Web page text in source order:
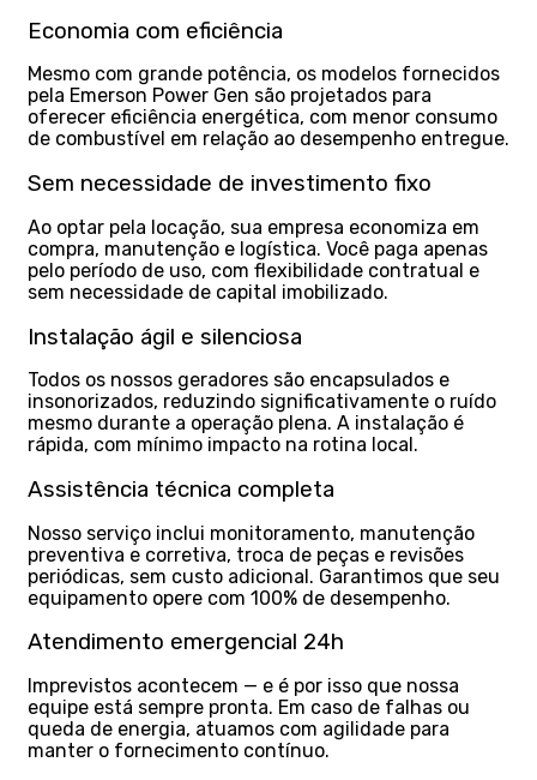
Economia com eficiência
Mesmo com grande potência, os modelos fornecidos
pela Emerson Power Gen são projetados para
oferecer eficiência energética, com menor consumo
de combustível em relação ao desempenho entregue.
Sem necessidade de investimento fixo
Ao optar pela locação, sua empresa economiza em
compra, manutenção e logística. Você paga apenas
pelo período de uso, com flexibilidade contratual e
sem necessidade de capital imobilizado.
Instalação ágil e silenciosa
Todos os nossos geradores são encapsulados e
insonorizados, reduzindo significativamente o ruído
mesmo durante a operação plena. A instalação é
rápida, com mínimo impacto na rotina local.
Assistência técnica completa
Nosso serviço inclui monitoramento, manutenção
preventiva e corretiva, troca de peças e revisões
periódicas, sem custo adicional. Garantimos que seu
equipamento opere com 100% de desempenho.
Atendimento emergencial 24h
Imprevistos acontecem — e é por isso que nossa
equipe está sempre pronta. Em caso de falhas ou
queda de energia, atuamos com agilidade para
manter o fornecimento contínuo.